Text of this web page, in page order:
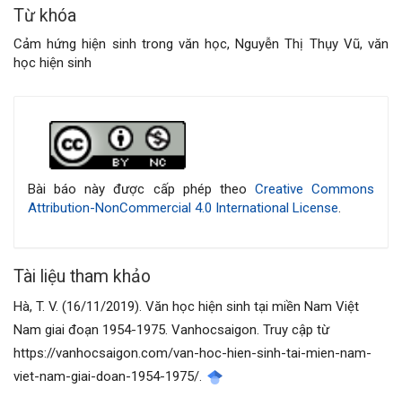
Từ khóa
Cảm hứng hiện sinh trong văn học, Nguyễn Thị Thụy Vũ, văn
học hiện sinh
bài
Bài báo này được cấp phép theo Creative Commons
Attribution-NonCommercial 4.0 International License.
Tài liệu tham khảo
Hà, T. V. (16/11/2019). Văn học hiện sinh tại miền Nam Việt
Nam giai đoạn 1954-1975. Vanhocsaigon. Truy cập từ
https://vanhocsaigon.com/van-hoc-hien-sinh-tai-mien-nam-
viet-nam-giai-doan-1954-1975/.